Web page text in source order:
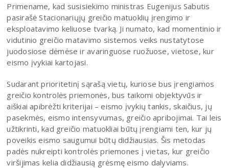
Primename, kad susisiekimo ministras Eugenijus Sabutis
pasirašė Stacionariųjų greičio matuoklių įrengimo ir
eksploatavimo keliuose tvarką. Ji numato, kad momentinio ir
vidutinio greičio matavimo sistemos veiks nustatytose
juodosiose dėmėse ir avaringuose ruožuose, vietose, kur
eismo įvykiai kartojasi.
Sudarant prioritetinį sąrašą vietų, kuriose bus įrengiamos
greičio kontrolės priemonės, bus taikomi objektyvūs ir
aiškiai apibrėžti kriterijai – eismo įvykių tankis, skaičius, jų
pasekmės, eismo intensyvumas, greičio apribojimai. Tai leis
užtikrinti, kad greičio matuokliai būtų įrengiami ten, kur jų
poveikis eismo saugumui būtų didžiausias. Šis metodas
padės nukreipti kontrolės priemones į vietas, kur greičio
viršijimas kelia didžiausią grėsmę eismo dalyviams.